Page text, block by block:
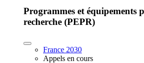
Programmes et équipements
recherche (PEPR)
France 2030
Appels en cours